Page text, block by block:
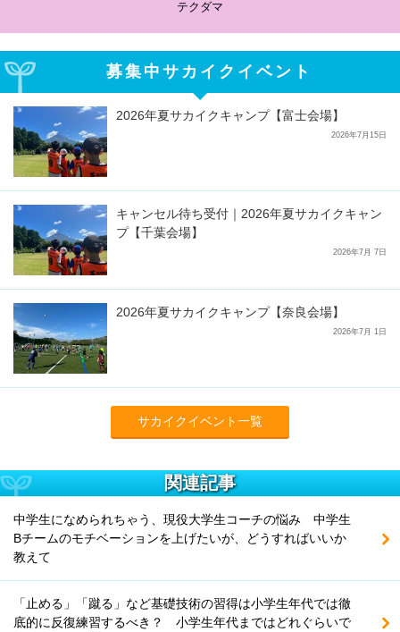
テクダマ
募集中サカイクイベント
2026年夏サカイクキャンプ【富士会場】
2026年7月15日
キャンセル待ち受付｜2026年夏サカイクキャン
プ【千葉会場】
2026年7月 7日
2026年夏サカイクキャンプ【奈良会場】
2026年7月 1日
サカイクイベント一覧
関連記事
中学生になめられちゃう、現役大学生コーチの悩み 中学生
Bチームのモチベーションを上げたいが、どうすればいいか
教えて
「止める」「蹴る」など基礎技術の習得は小学生年代では徹
底的に反復練習するべき？ 小学生年代まではどれぐらいで